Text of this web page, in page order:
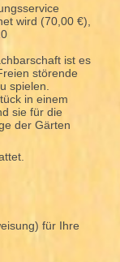
wird (70,00 €),
ist es
störende
spielen.
in einem
sie für die
der Gärten
für Ihre